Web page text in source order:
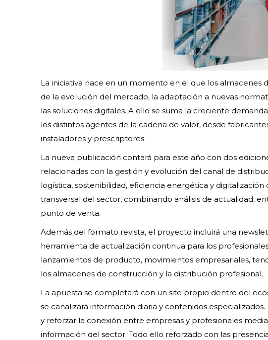
La iniciativa nace en un momento en el que los
de la evolución del mercado, la adaptación a nuevas
las soluciones digitales. A ello se suma la creciente
los distintos agentes de la cadena de valor, desde
instaladores y prescriptores.
La nueva publicación contará para este año con dos
relacionadas con la gestión y evolución del canal de
logística, sostenibilidad, eficiencia energética y
transversal del sector, combinando análisis de actualidad,
punto de venta.
Además del formato revista, el proyecto incluirá una
herramienta de actualización continua para los
lanzamientos de producto, movimientos empresariales,
los almacenes de construcción y la distribución profesional.
La apuesta se completará con un site propio dentro del
se canalizará información diaria y contenidos
y reforzar la conexión entre empresas y profesionales
información del sector. Todo ello reforzado con las